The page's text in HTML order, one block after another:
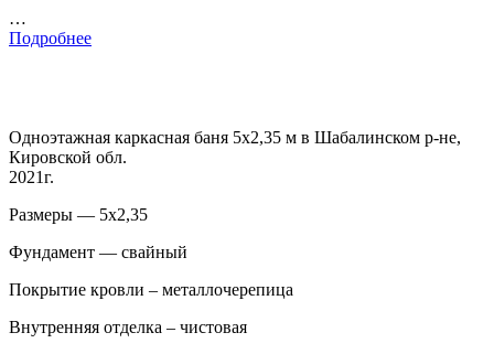
…
Подробнее
Одноэтажная каркасная баня 5х2,35 м в Шабалинском р-не,
Кировской обл.
2021г.
Размеры — 5х2,35
Фундамент — свайный
Покрытие кровли – металлочерепица
Внутренняя отделка – чистовая